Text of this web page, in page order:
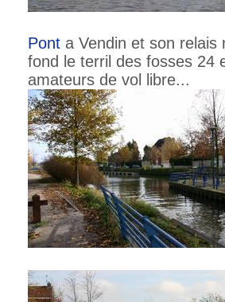
Pont a Vendin et son
fond le terril des fosses 24
amateurs de vol libre...